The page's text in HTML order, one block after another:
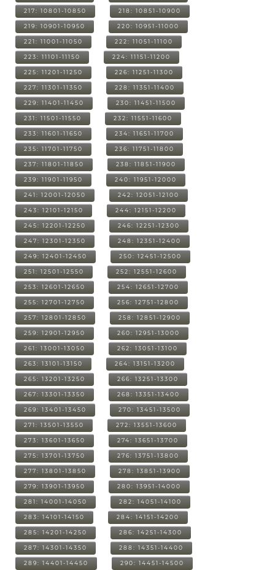
217: 10801-10850 218: 10851-10900
219: 10901-10950 220: 10951-11000
221: 11001-11050 222: 11051-11100
223: 11101-11150 224: 11151-11200
225: 11201-11250 226: 11251-11300
227: 11301-11350 228: 11351-11400
229: 11401-11450 230: 11451-11500
231: 11501-11550 232: 11551-11600
233: 11601-11650 234: 11651-11700
235: 11701-11750 236: 11751-11800
237: 11801-11850 238: 11851-11900
239: 11901-11950 240: 11951-12000
241: 12001-12050 242: 12051-12100
243: 12101-12150 244: 12151-12200
245: 12201-12250 246: 12251-12300
247: 12301-12350 248: 12351-12400
249: 12401-12450 250: 12451-12500
251: 12501-12550 252: 12551-12600
253: 12601-12650 254: 12651-12700
255: 12701-12750 256: 12751-12800
257: 12801-12850 258: 12851-12900
259: 12901-12950 260: 12951-13000
261: 13001-13050 262: 13051-13100
263: 13101-13150 264: 13151-13200
265: 13201-13250 266: 13251-13300
267: 13301-13350 268: 13351-13400
269: 13401-13450 270: 13451-13500
271: 13501-13550 272: 13551-13600
273: 13601-13650 274: 13651-13700
275: 13701-13750 276: 13751-13800
277: 13801-13850 278: 13851-13900
279: 13901-13950 280: 13951-14000
281: 14001-14050 282: 14051-14100
283: 14101-14150 284: 14151-14200
285: 14201-14250 286: 14251-14300
287: 14301-14350 288: 14351-14400
289: 14401-14450 290: 14451-14500